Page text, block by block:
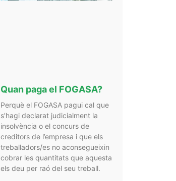
Quan paga el FOGASA?
Perquè el FOGASA pagui cal que
s’hagi declarat judicialment la
insolvència o el concurs de
creditors de l’empresa i que els
treballadors/es no aconsegueixin
cobrar les quantitats que aquesta
els deu per raó del seu treball.